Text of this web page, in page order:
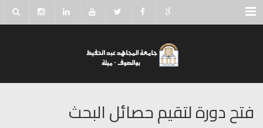
Menu
فتح دورة لتقيم حصائل البحث